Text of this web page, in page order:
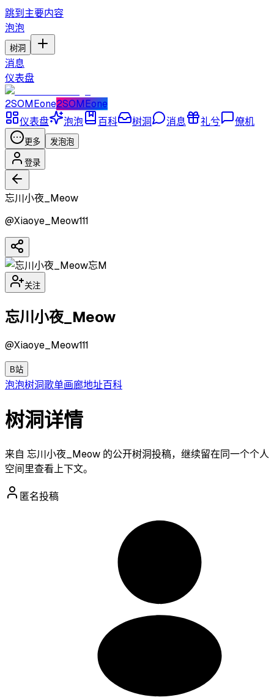
跳到主要内容
泡泡
树洞
消息
仪表盘
2SOMEone2SOMEone
仪表盘
泡泡 百科 树洞 消息 礼兮 僚机
更多 发泡泡
登录
忘川小夜_Meow
@Xiaoye_Meow111
忘M
关注
忘川小夜_Meow
@Xiaoye_Meow111
B站
泡泡树洞歌单画廊地址百科
树洞详情
来自 忘川小夜_Meow 的公开树洞投稿，继续留在同一个个人
空间里查看上下文。
匿名投稿